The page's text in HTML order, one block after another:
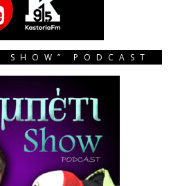
PODCAST